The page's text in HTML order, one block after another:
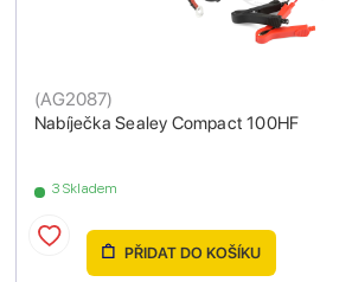
Nabíječka Sealey Compact 100HF
(AG2087)
3 Skladem
PŘIDAT DO KOŠÍKU